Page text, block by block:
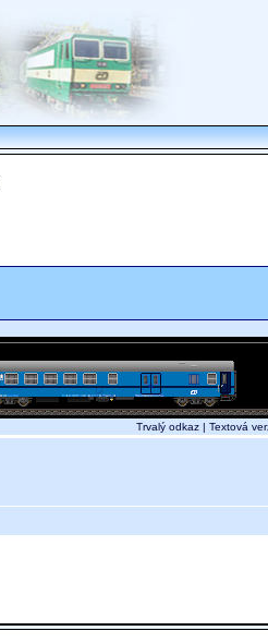
Trvalý odkaz | Textová